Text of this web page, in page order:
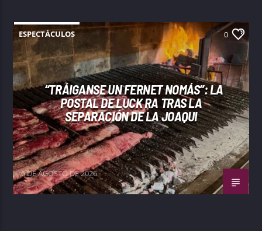
ESPECTÁCULOS 0
“TRÁIGANSE UN FERNET NOMÁS”: LA
POSTAL DE LUCK RA TRAS LA
SEPARACIÓN DE LA JOAQUI
6 DE AGOSTO DE 2026